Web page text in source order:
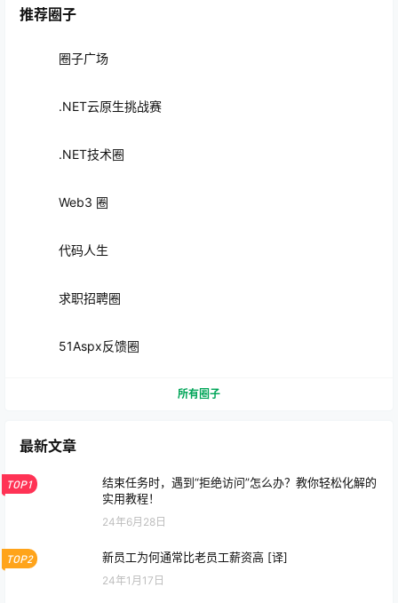
推荐圈子
圈子广场
.NET云原生挑战赛
.NET技术圈
Web3 圈
代码人生
求职招聘圈
51Aspx反馈圈
所有圈子
最新文章
TOP1
结束任务时，遇到“拒绝访问”怎么办？教你轻松化解的
实用教程！
24年6月28日
TOP2 新员工为何通常比老员工薪资高 [译]
24年1月17日